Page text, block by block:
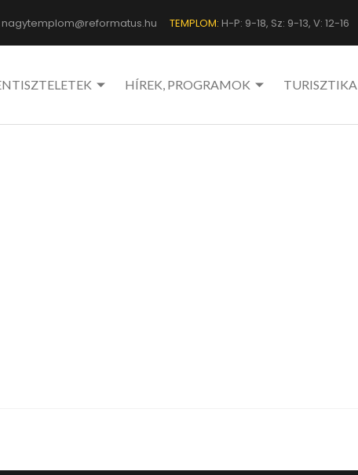
nagytemplom@reformatus.hu TEMPLOM: H-P: 9-18, Sz: 9-13, V: 12-16
HÍREK, PROGRAMOK TURISZTIKA